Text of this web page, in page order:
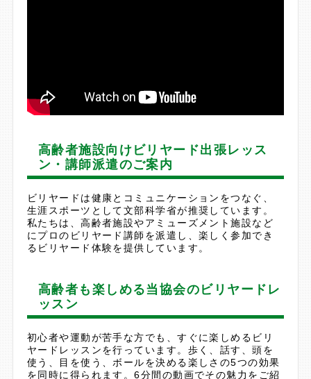
高齢者施設向けビリヤード出張レッス
ン・講師派遣のご案内
ビリヤードは健康とコミュニケーションをつなぐ、
生涯スポーツとして文部科学省が推奨しています。
私たちは、高齢者施設やアミューズメント施設など
にプロのビリヤード講師を派遣し、楽しく参加でき
るビリヤード体験を提供しています。
高齢者も楽しめる当協会のビリヤードレ
ッスン
初心者や運動が苦手な方でも、すぐに楽しめるビリ
ヤードレッスンを行っています。歩く、話す、頭を
使う、目を使う、ボールを決める楽しさの5つの効果
を同時に得られます。6分間の動画でその魅力をご紹